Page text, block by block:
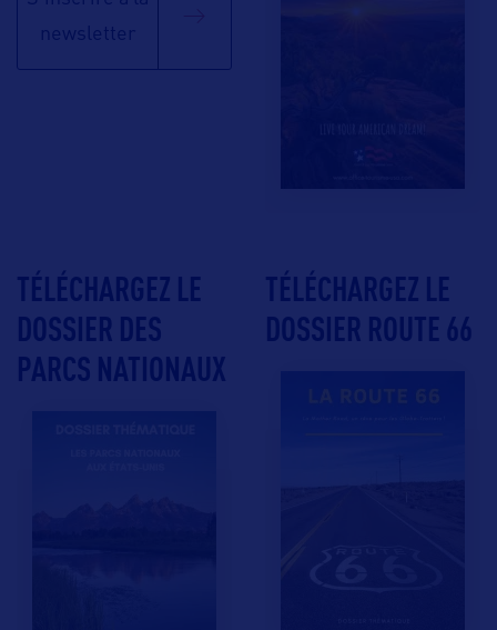
newsletter
TÉLÉCHARGEZ LE
DOSSIER DES
PARCS NATIONAUX
TÉLÉCHARGEZ LE
DOSSIER ROUTE 66